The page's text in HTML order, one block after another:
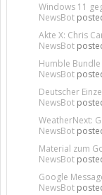
Windows 11
NewsBot
Akte X: Chris
NewsBot
Humble Bundle
NewsBot
Deutscher
NewsBot
WeatherNext:
NewsBot
Material zum
NewsBot
Google
NewsBot